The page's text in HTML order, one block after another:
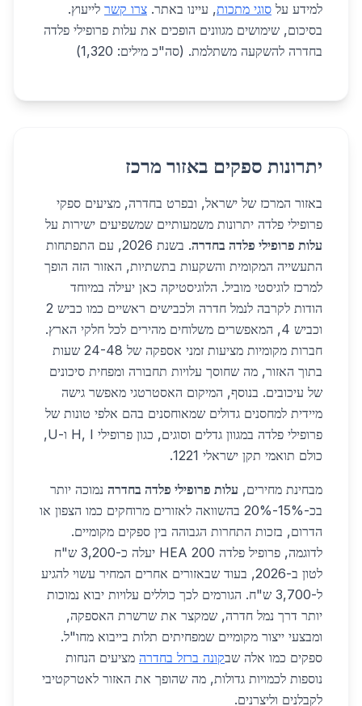
למידע על סוגי מתכות, עיינו באתר. צרו קשר לייעוץ.
בסיכום, שימושים מגוונים הופכים את עלות פרופילי פלדה
בחדרה להשקעה משתלמת. (סה"כ מילים: 1,320)
יתרונות ספקים באזור מרכז
באזור המרכז של ישראל, ובפרט בחדרה, מציעים ספקי
פרופילי פלדה יתרונות משמעותיים שמשפיעים ישירות על
עלות פרופילי פלדה בחדרה
. בשנת 2026, עם התפתחות
התעשייה המקומית והשקעות בתשתיות, האזור הזה הופך
למרכז לוגיסטי מוביל. הלוגיסטיקה כאן יעילה במיוחד
הודות לקרבה לנמל חדרה ולכבישים ראשיים כמו כביש 2
וכביש 4, המאפשרים משלוחים מהירים לכל חלקי הארץ.
חברות מקומיות מציעות זמני אספקה של 24-48 שעות
בתוך האזור, מה שחוסך עלויות תחבורה ומפחית סיכונים
של עיכובים. בנוסף, המיקום האסטרטגי מאפשר גישה
מיידית למחסנים גדולים שמאוחסנים בהם אלפי טונות של
פרופילי פלדה במגוון גדלים וסוגים, כגון פרופילי H, I ו-U,
כולם תואמי תקן ישראלי 1221.
מבחינת מחירים, עלות פרופילי פלדה בחדרה נמוכה יותר
בכ-15%-20% בהשוואה לאזורים מרוחקים כמו הצפון או
הדרום, בזכות התחרות הגבוהה בין ספקים מקומיים.
לדוגמה, פרופיל פלדה HEA 200 יעלה כ-3,200 ש"ח
לטון ב-2026, בעוד שבאזורים אחרים המחיר עשוי להגיע
ל-3,700 ש"ח. הגורמים לכך כוללים עלויות יבוא נמוכות
יותר דרך נמל חדרה, שמקצר את שרשרת האספקה,
ומבצעי ייצור מקומיים שמפחיתים תלות בייבוא מחו"ל.
ספקים כמו אלה שבקונה ברזל בחדרה מציעים הנחות
נוספות לכמויות גדולות, מה שהופך את האזור לאטרקטיבי
לקבלנים וליצרנים.